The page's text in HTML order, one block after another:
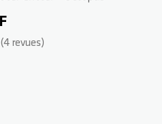
4revues